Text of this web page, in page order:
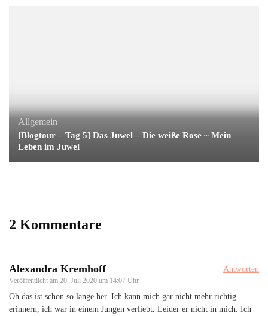
Allgemein
[Blogtour – Tag 5] Das Juwel – Die weiße Rose ~ Mein
Leben im Juwel
2 Kommentare
Alexandra Kremhoff
Veröffentlicht am 20. Juli 2020 um 14:07 Uhr
Antworten
Oh das ist schon so lange her. Ich kann mich gar nicht mehr richtig
erinnern, ich war in einem Jungen verliebt. Leider er nicht in mich. Ich